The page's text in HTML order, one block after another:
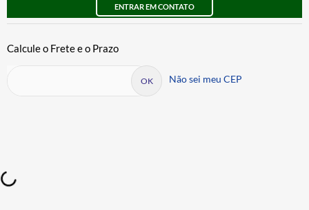
ENTRAR EM CONTATO
Não sei meu CEP